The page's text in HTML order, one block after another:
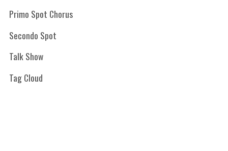
Primo Spot Chorus
Secondo Spot
Talk Show
Tag Cloud